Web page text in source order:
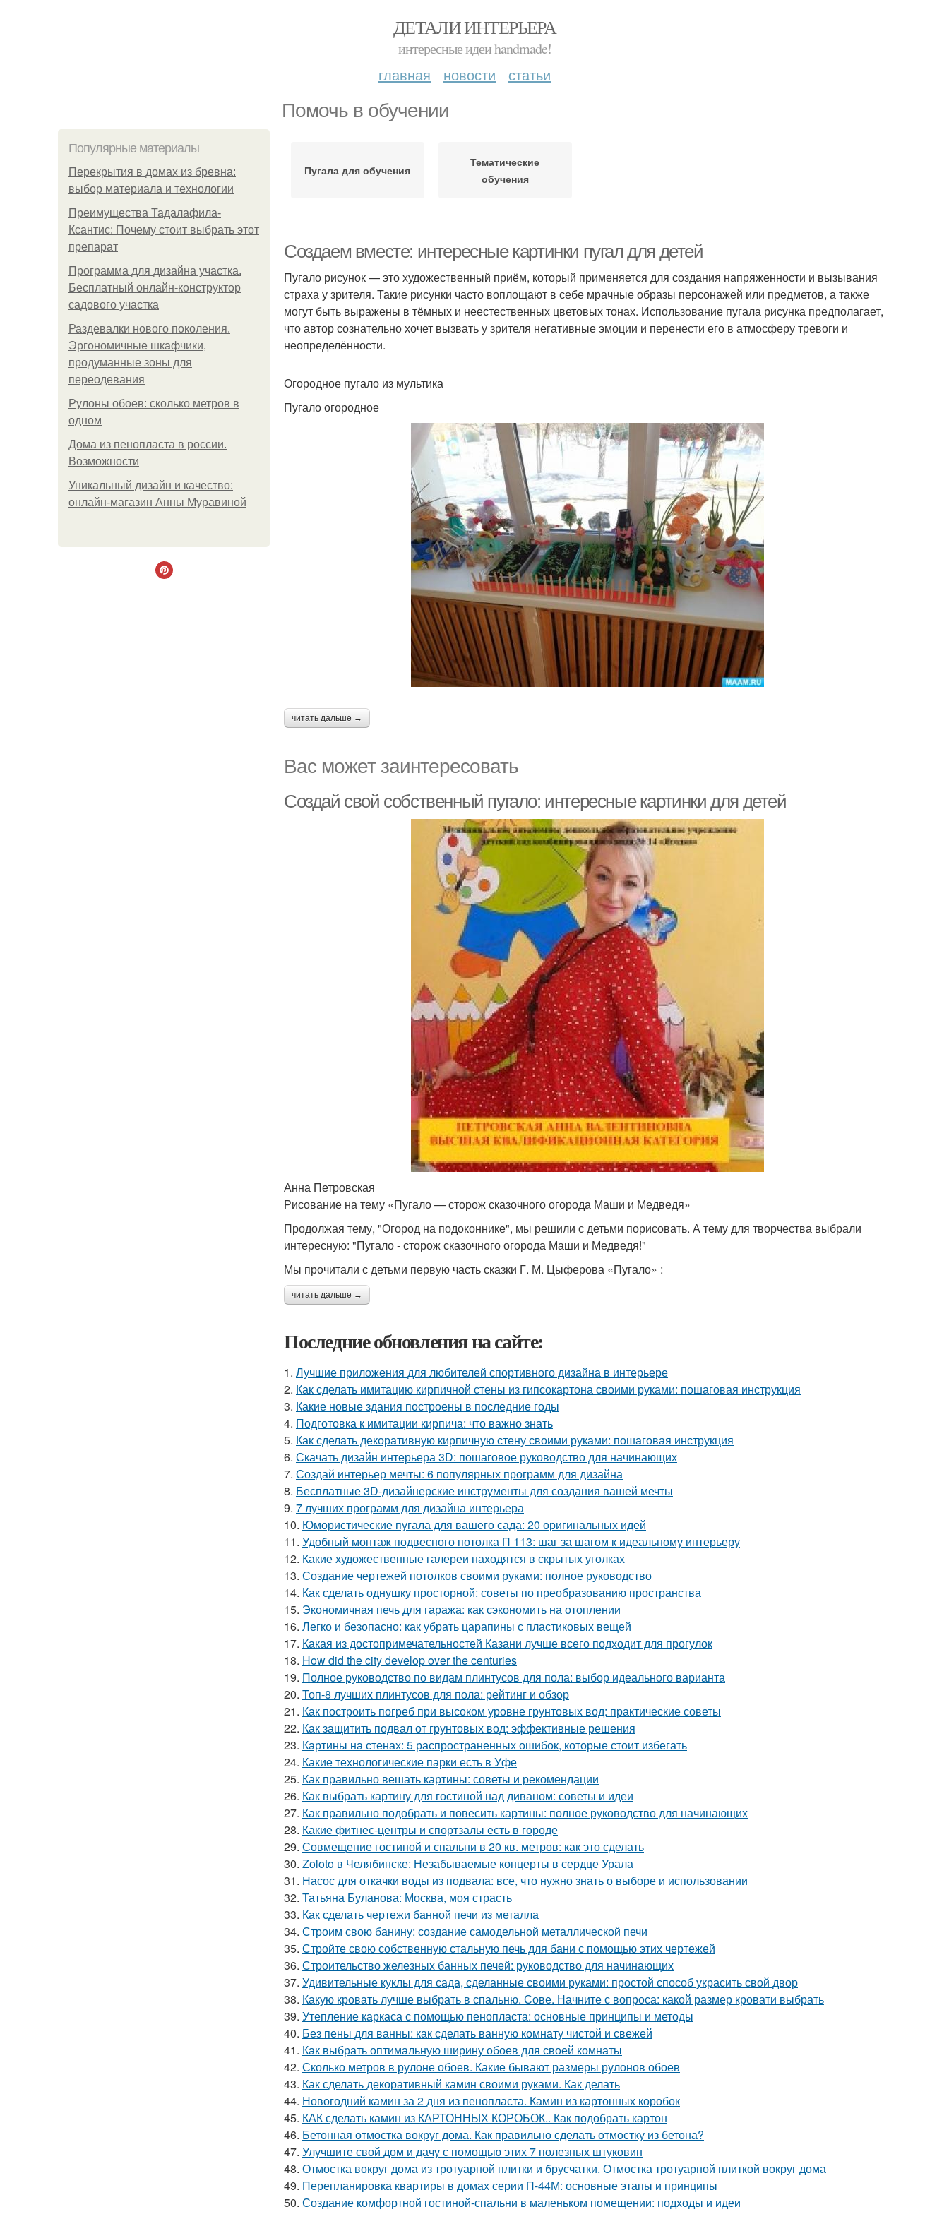
ДЕТАЛИ ИНТЕРЬЕРА
интересные идеи handmade!
главная новости статьи
Помочь в обучении
Популярные материалы
Перекрытия в домах из бревна:
выбор материала и технологии
Преимущества Тадалафила-
Ксантис: Почему стоит выбрать этот
препарат
Программа для дизайна участка.
Бесплатный онлайн-конструктор
садового участка
Раздевалки нового поколения.
Эргономичные шкафчики,
продуманные зоны для
переодевания
Рулоны обоев: сколько метров в
одном
Дома из пенопласта в россии.
Возможности
Уникальный дизайн и качество:
онлайн-магазин Анны Муравиной
Пугала для обучения
Тематические
обучения
Создаем вместе: интересные картинки пугал для детей
Пугало рисунок — это художественный приём, который применяется для создания напряженности и вызывания
страха у зрителя. Такие рисунки часто воплощают в себе мрачные образы персонажей или предметов, а также
могут быть выражены в тёмных и неестественных цветовых тонах. Использование пугала рисунка предполагает,
что автор сознательно хочет вызвать у зрителя негативные эмоции и перенести его в атмосферу тревоги и
неопределённости.
Огородное пугало из мультика
Пугало огородное
читать дальше →
Вас может заинтересовать
Создай свой собственный пугало: интересные картинки для детей
Анна Петровская
Рисование на тему «Пугало — сторож сказочного огорода Маши и Медведя»
Продолжая тему, "Огород на подоконнике", мы решили с детьми порисовать. А тему для творчества выбрали
интересную: "Пугало - сторож сказочного огорода Маши и Медведя!"
Мы прочитали с детьми первую часть сказки Г. М. Цыферова «Пугало» :
читать дальше →
Последние обновления на сайте:
1. Лучшие приложения для любителей спортивного дизайна в интерьере
2. Как сделать имитацию кирпичной стены из гипсокартона своими руками: пошаговая инструкция
3. Какие новые здания построены в последние годы
4. Подготовка к имитации кирпича: что важно знать
5. Как сделать декоративную кирпичную стену своими руками: пошаговая инструкция
6. Скачать дизайн интерьера 3D: пошаговое руководство для начинающих
7. Создай интерьер мечты: 6 популярных программ для дизайна
8. Бесплатные 3D-дизайнерские инструменты для создания вашей мечты
9. 7 лучших программ для дизайна интерьера
10. Юмористические пугала для вашего сада: 20 оригинальных идей
11. Удобный монтаж подвесного потолка П 113: шаг за шагом к идеальному интерьеру
12. Какие художественные галереи находятся в скрытых уголках
13. Создание чертежей потолков своими руками: полное руководство
14. Как сделать однушку просторной: советы по преобразованию пространства
15. Экономичная печь для гаража: как сэкономить на отоплении
16. Легко и безопасно: как убрать царапины с пластиковых вещей
17. Какая из достопримечательностей Казани лучше всего подходит для прогулок
18. How did the city develop over the centuries
19. Полное руководство по видам плинтусов для пола: выбор идеального варианта
20. Топ-8 лучших плинтусов для пола: рейтинг и обзор
21. Как построить погреб при высоком уровне грунтовых вод: практические советы
22. Как защитить подвал от грунтовых вод: эффективные решения
23. Картины на стенах: 5 распространенных ошибок, которые стоит избегать
24. Какие технологические парки есть в Уфе
25. Как правильно вешать картины: советы и рекомендации
26. Как выбрать картину для гостиной над диваном: советы и идеи
27. Как правильно подобрать и повесить картины: полное руководство для начинающих
28. Какие фитнес-центры и спортзалы есть в городе
29. Совмещение гостиной и спальни в 20 кв. метров: как это сделать
30. Zoloto в Челябинске: Незабываемые концерты в сердце Урала
31. Насос для откачки воды из подвала: все, что нужно знать о выборе и использовании
32. Татьяна Буланова: Москва, моя страсть
33. Как сделать чертежи банной печи из металла
34. Строим свою банину: создание самодельной металлической печи
35. Стройте свою собственную стальную печь для бани с помощью этих чертежей
36. Строительство железных банных печей: руководство для начинающих
37. Удивительные куклы для сада, сделанные своими руками: простой способ украсить свой двор
38. Какую кровать лучше выбрать в спальню. Сове. Начните с вопроса: какой размер кровати выбрать
39. Утепление каркаса с помощью пенопласта: основные принципы и методы
40. Без пены для ванны: как сделать ванную комнату чистой и свежей
41. Как выбрать оптимальную ширину обоев для своей комнаты
42. Сколько метров в рулоне обоев. Какие бывают размеры рулонов обоев
43. Как сделать декоративный камин своими руками. Как делать
44. Новогодний камин за 2 дня из пенопласта. Камин из картонных коробок
45. КАК сделать камин из КАРТОННЫХ КОРОБОК.. Как подобрать картон
46. Бетонная отмостка вокруг дома. Как правильно сделать отмостку из бетона?
47. Улучшите свой дом и дачу с помощью этих 7 полезных штуковин
48. Отмостка вокруг дома из тротуарной плитки и брусчатки. Отмостка тротуарной плиткой вокруг дома
49. Перепланировка квартиры в домах серии П-44М: основные этапы и принципы
50. Создание комфортной гостиной-спальни в маленьком помещении: подходы и идеи